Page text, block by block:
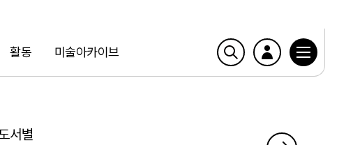
활동 미술아카이브
서별